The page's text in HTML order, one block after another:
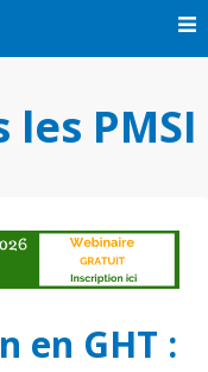
PMSI
en GHT :